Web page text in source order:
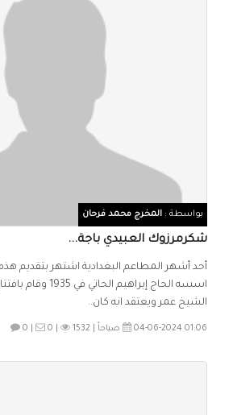
بواسطة :المخرج محمد فرحان
شكرمرزوك العبيدي باجة...
أحد أشهر المطاعم البغدادية اشتهر بتقديم
اسسه الحاج إبراهيم
الشيخ عمر ويعتقد انه كان..
04-06-2024 01:06 صباحاً | 0 | 0 | 1532